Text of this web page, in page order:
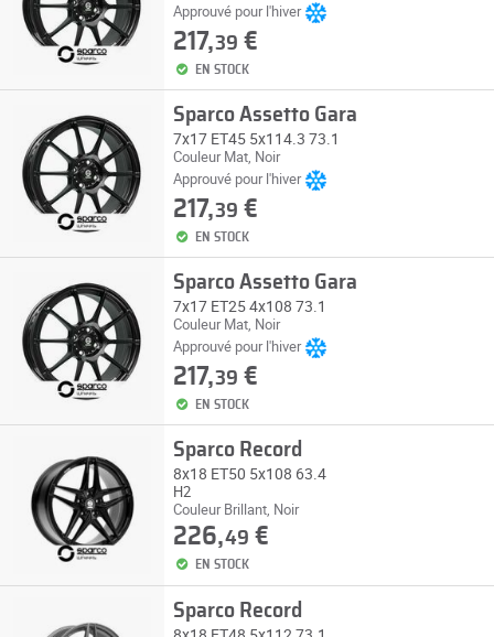
Approuvé pour l'hiver
217,39 €
EN STOCK
Sparco Assetto Gara
7x17 ET45 5x114.3 73.1
Couleur Mat, Noir
Approuvé pour l'hiver
217,39 €
EN STOCK
Sparco Assetto Gara
7x17 ET25 4x108 73.1
Couleur Mat, Noir
Approuvé pour l'hiver
217,39 €
EN STOCK
Sparco Record
8x18 ET50 5x108 63.4
H2
Couleur Brillant, Noir
226,49 €
EN STOCK
Sparco Record